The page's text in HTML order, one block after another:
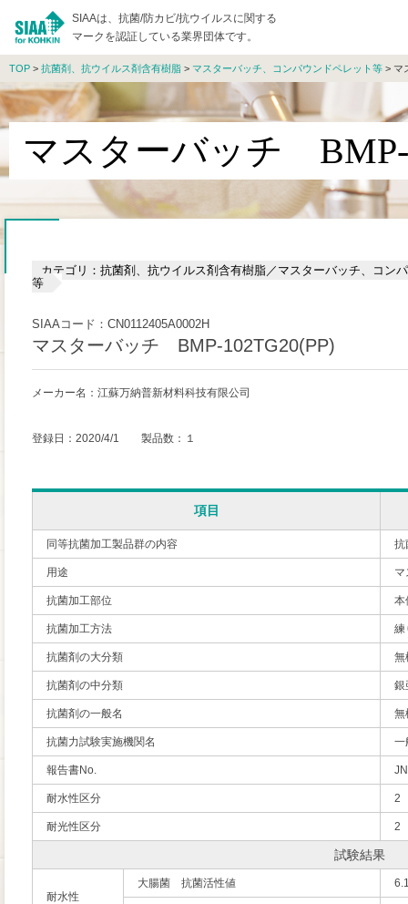
SIAAは、抗菌/防カビ/抗ウイルスに関する
マークを認証している業界団体です。
TOP > 抗菌剤、抗ウイルス剤含有樹脂 > マスターバッチ、コンパウンドペレット等 > マ
マスターバッチ BMP-
カテゴリ：抗菌剤、抗ウイルス剤含有樹脂／マスターバッチ、コン
等
SIAAコード：CN0112405A0002H
マスターバッチ BMP-102TG20(PP)
メーカー名：江蘇万納普新材料科技有限公司
登録日：2020/4/1 製品数：１
項目
同等抗菌加工製品群の内容 抗
用途 マ
抗菌加工部位 本
抗菌加工方法 練
抗菌剤の大分類 無
抗菌剤の中分類 銀
抗菌剤の一般名 無
抗菌力試験実施機関名 一
報告書No.
耐水性区分 2
耐光性区分 2
試験結果
耐水性
大腸菌 抗菌活性値